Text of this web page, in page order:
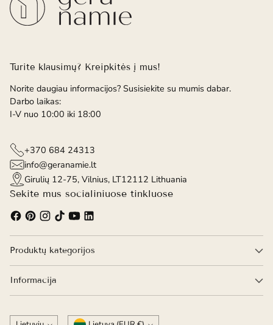
Turite klausimų? Kreipkitės į mus!
Norite daugiau informacijos? Susisiekite su mumis dabar.
Darbo laikas:
I-V nuo 10:00 iki 18:00
+370 684 24313
info@geranamie.lt
Girulių 12-75, Vilnius, LT12112 Lithuania
Sekite mus socialiniuose tinkluose
Produktų kategorijos
Informacija
Kalba Valiuta